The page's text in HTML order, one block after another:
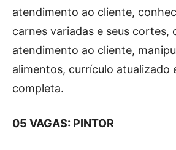
atendimento ao cliente,
carnes variadas e seus cortes,
atendimento ao cliente,
alimentos, currículo atualizado
completa.
05 VAGAS: PINTOR